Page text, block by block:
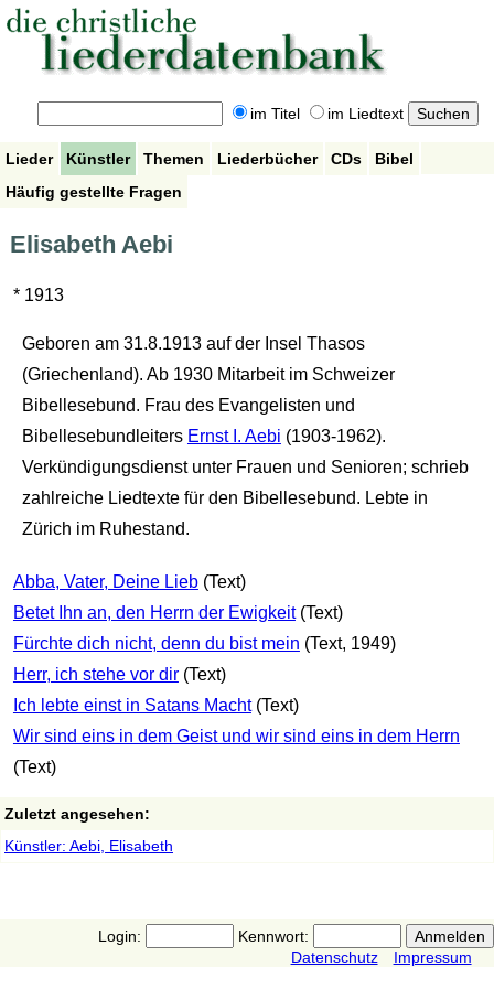
im Titel im Liedtext
Lieder Künstler Themen Liederbücher CDs
Bibel
Häufig gestellte Fragen
Elisabeth Aebi
* 1913
Geboren am 31.8.1913 auf der Insel Thasos
(Griechenland). Ab 1930 Mitarbeit im Schweizer
Bibellesebund. Frau des Evangelisten und
Bibellesebundleiters Ernst I. Aebi (1903-1962).
Verkündigungsdienst unter Frauen und Senioren; schrieb
zahlreiche Liedtexte für den Bibellesebund. Lebte in
Zürich im Ruhestand.
Abba, Vater, Deine Lieb (Text)
Betet Ihn an, den Herrn der Ewigkeit (Text)
Fürchte dich nicht, denn du bist mein (Text, 1949)
Herr, ich stehe vor dir (Text)
Ich lebte einst in Satans Macht (Text)
Wir sind eins in dem Geist und wir sind eins in dem Herrn
(Text)
Zuletzt angesehen:
Künstler: Aebi, Elisabeth
Login:
Kennwort:
Datenschutz
Impressum